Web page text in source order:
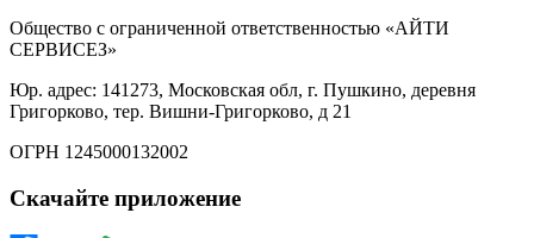
Общество с ограниченной ответственностью «АЙТИ
СЕРВИСЕЗ»
Юр. адрес: 141273, Московская обл, г. Пушкино, деревня
Григорково, тер. Вишни-Григорково, д 21
ОГРН 1245000132002
Скачайте приложение